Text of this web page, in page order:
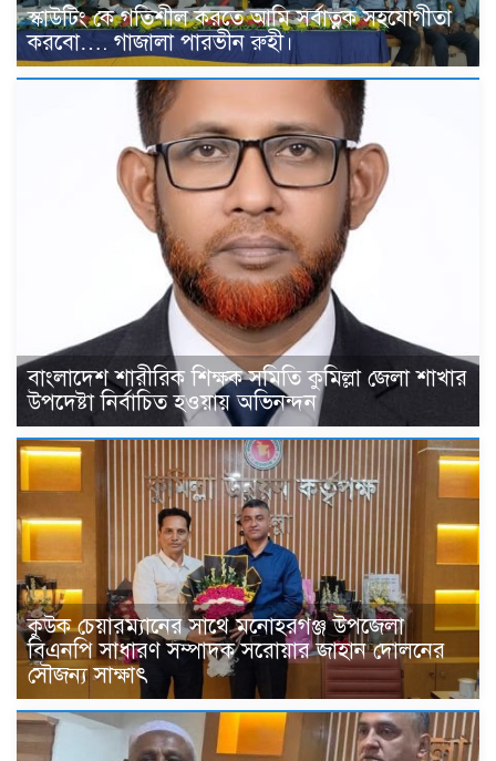
স্কাউটিং কে গতিশীল করতে আমি সর্বাত্নক সহযোগীতা
করবো…. গাজালা পারভীন রুহী।
বাংলাদেশ শারীরিক শিক্ষক সমিতি কুমিল্লা জেলা শাখার
উপদেষ্টা নির্বাচিত হওয়ায় অভিনন্দন
কুউক চেয়ারম্যানের সাথে মনোহরগঞ্জ উপজেলা
বিএনপি সাধারণ সম্পাদক সরোয়ার জাহান দোলনের
সৌজন্য সাক্ষাৎ